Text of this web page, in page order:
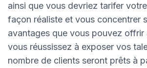
ainsi que vous devriez tarifer
façon réaliste et vous concentrer
avantages que vous pouvez offrir
vous réussissez à exposer vos
nombre de clients seront prêts à